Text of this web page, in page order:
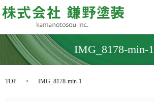
IMG_8178-min-1
TOP IMG_8178-min-1